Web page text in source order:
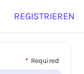
REGISTRIEREN
* Required